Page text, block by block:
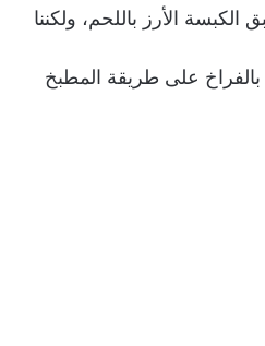
الأرز باللحم، ولكننا
على طريقة المطبخ